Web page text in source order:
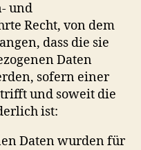
und
Recht, von dem
dass die sie
Daten
sofern einer
und soweit die
ist:
Daten wurden für